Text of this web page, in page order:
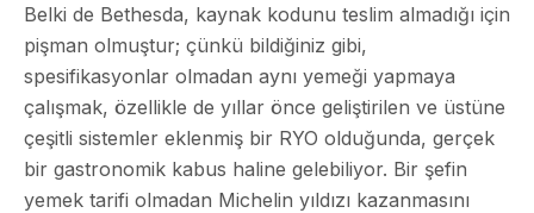
Belki de Bethesda, kaynak kodunu teslim almadığı için
pişman olmuştur; çünkü bildiğiniz gibi,
spesifikasyonlar olmadan aynı yemeği yapmaya
çalışmak, özellikle de yıllar önce geliştirilen ve üstüne
çeşitli sistemler eklenmiş bir RYO olduğunda, gerçek
bir gastronomik kabus haline gelebiliyor. Bir şefin
yemek tarifi olmadan Michelin yıldızı kazanmasını